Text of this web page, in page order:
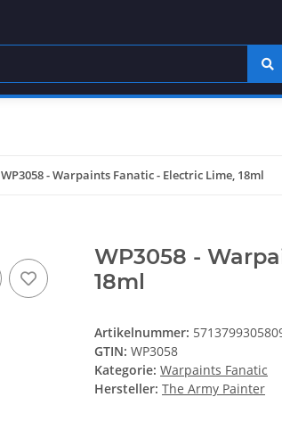
WP3058 - Warpaints Fanatic - Electric Lime, 18ml
WP3058 -
18ml
Artikelnummer:
GTIN: WP3058
Kategorie: Warpaints Fanatic
Hersteller: The Army Painter